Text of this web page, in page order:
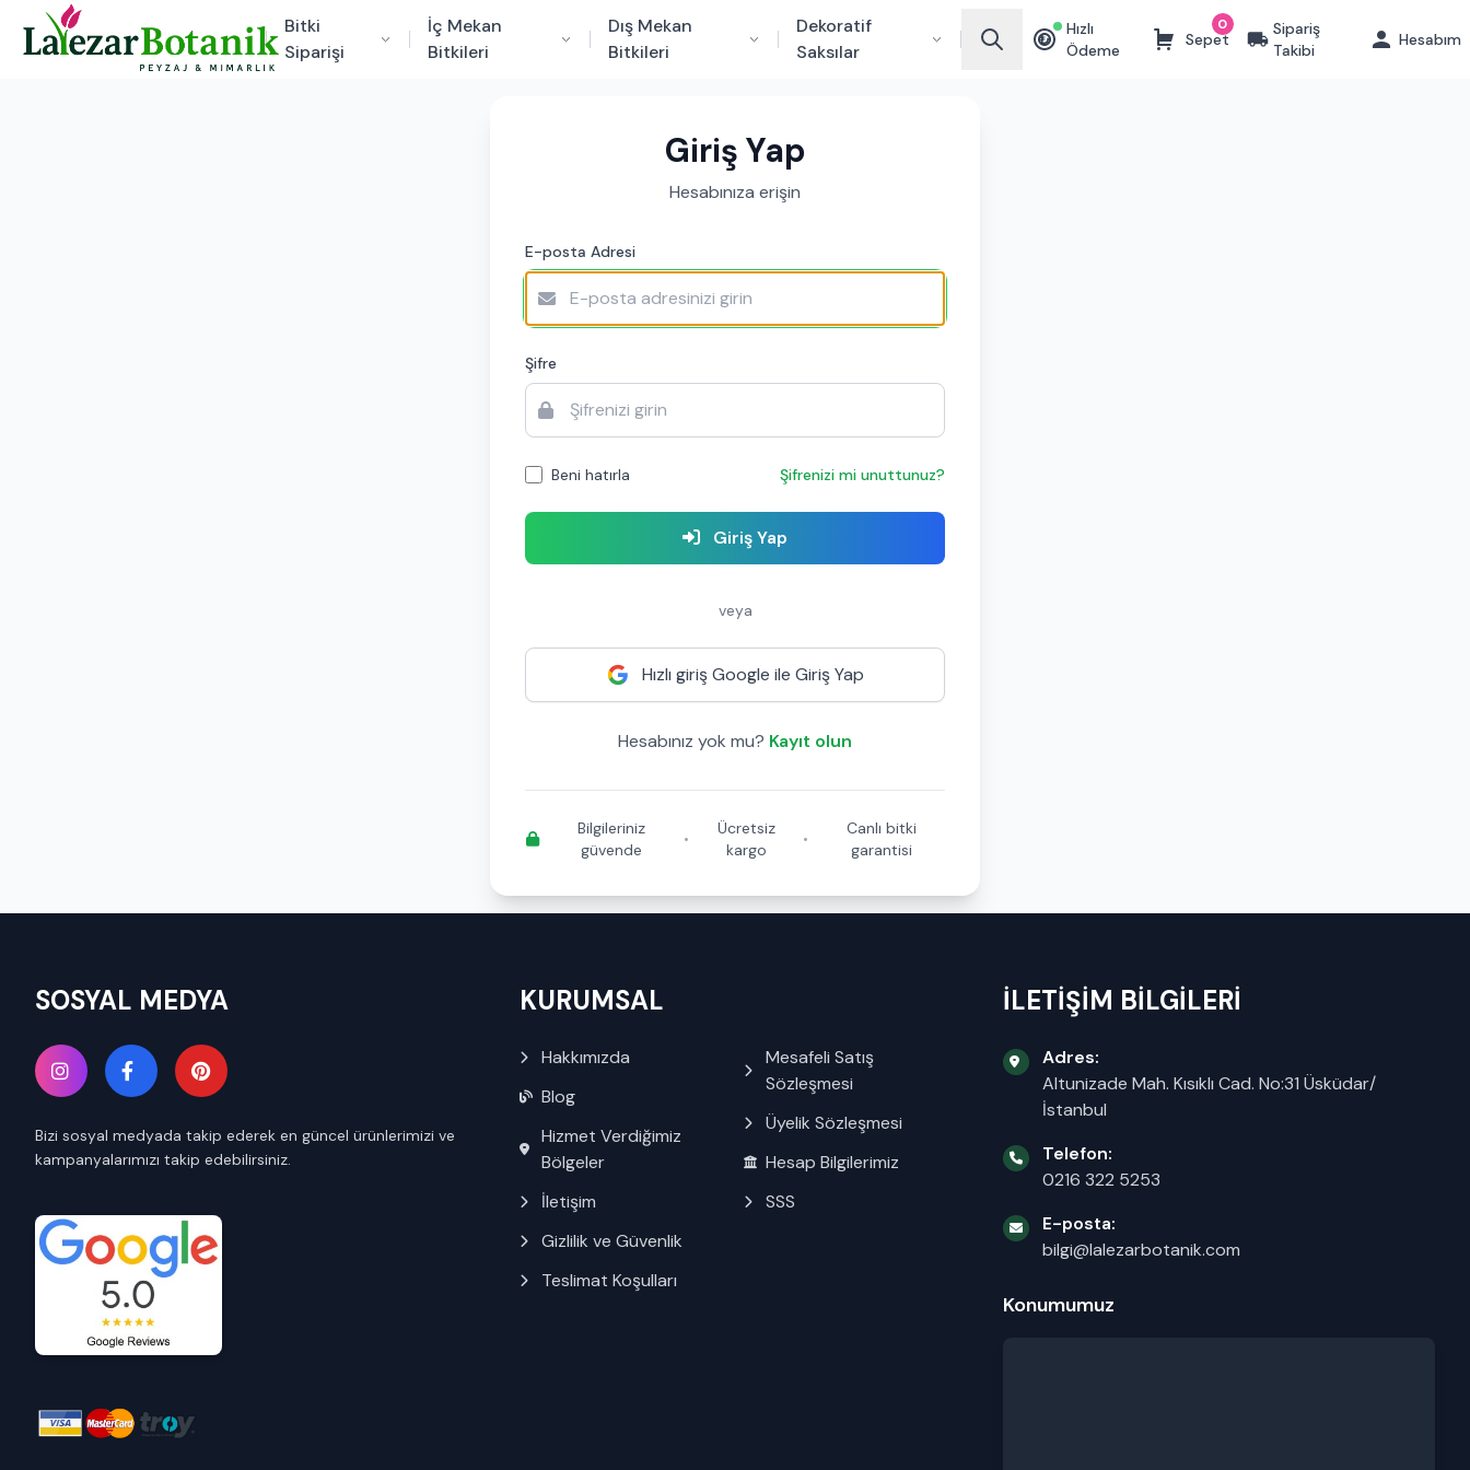
Bitki
Siparişi
İç Mekan
Bitkileri
Dış Mekan
Bitkileri
Dekoratif
Saksılar
₺
Hızlı
Ödeme
Sepet
0
Sipariş
Takibi
Hesabım
Giriş Yap
Hesabınıza erişin
E-posta Adresi
Şifre
Beni hatırla Şifrenizi mi unuttunuz?
Giriş Yap
veya
Hızlı giriş Google ile Giriş Yap
Hesabınız yok mu? Kayıt olun
Bilgileriniz
güvende
•
Ücretsiz
kargo
•
Canlı bitki
garantisi
SOSYAL MEDYA
Bizi sosyal medyada takip ederek en güncel ürünlerimizi ve
kampanyalarımızı takip edebilirsiniz.
KURUMSAL
Hakkımızda
Blog
Hizmet Verdiğimiz
Bölgeler
İletişim
Gizlilik ve Güvenlik
Teslimat Koşulları
Mesafeli Satış
Sözleşmesi
Üyelik Sözleşmesi
Hesap Bilgilerimiz
SSS
İLETİŞİM BİLGİLERİ
Adres:
Altunizade Mah. Kısıklı Cad. No:31 Üsküdar/
İstanbul
Telefon:
0216 322 5253
E-posta:
bilgi@lalezarbotanik.com
Konumumuz